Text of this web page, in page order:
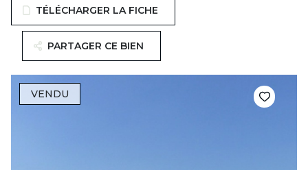
TÉLÉCHARGER LA FICHE
PARTAGER CE BIEN
VENDU